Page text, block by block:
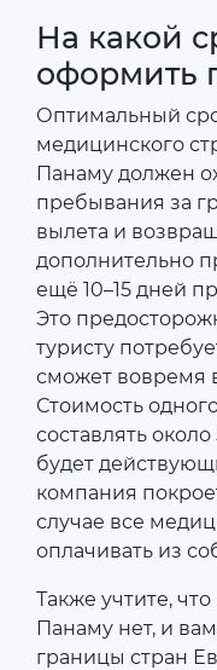
На какой
оформить
Оптимальный
медицинского
Панаму должен
пребывания за
вылета и
дополнительно
ещё 10–15 дней
Это
туристу
сможет вовремя
Стоимость
составлять
будет
компания
случае все
оплачивать из
Также учтите,
Панаму нет, и
границы стран